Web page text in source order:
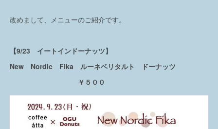
改めまして、メニューのご紹介です。
【9/23 イートインドーナッツ】
New Nordic Fika ルーネベリタルト ドーナッツ
￥５００